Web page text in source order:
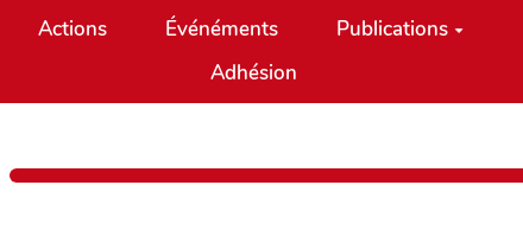
Actions Événéments Publications
Adhésion